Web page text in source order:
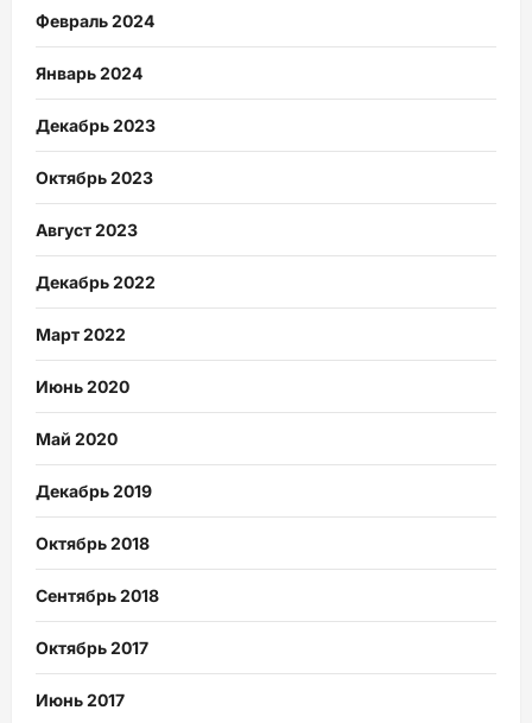
Февраль 2024
Январь 2024
Декабрь 2023
Октябрь 2023
Август 2023
Декабрь 2022
Март 2022
Июнь 2020
Май 2020
Декабрь 2019
Октябрь 2018
Сентябрь 2018
Октябрь 2017
Июнь 2017